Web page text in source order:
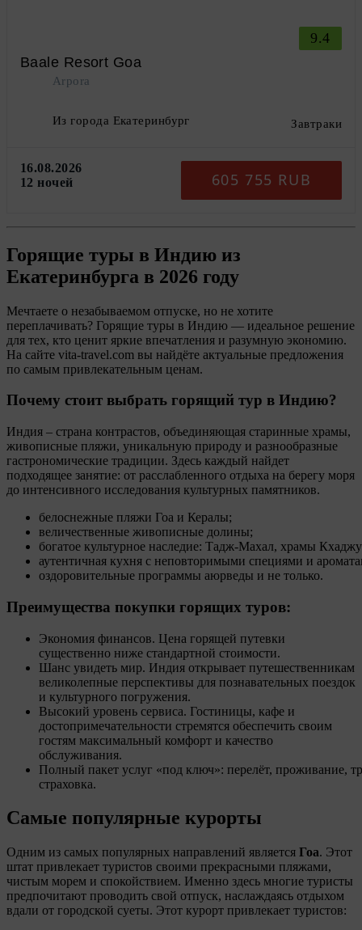
9.4
Baale Resort Goa
Arpora
Из города Екатеринбург Завтраки
16.08.2026
12 ночей
605 755 RUB
Горящие туры в Индию из
Екатеринбурга в 2026 году
Мечтаете о незабываемом отпуске, но не хотите
переплачивать? Горящие туры в Индию — идеальное решение
для тех, кто ценит яркие впечатления и разумную экономию.
На сайте vita‑travel.com вы найдёте актуальные предложения
по самым привлекательным ценам.
Почему стоит выбрать горящий тур в Индию?
Индия – страна контрастов, объединяющая старинные храмы,
живописные пляжи, уникальную природу и разнообразные
гастрономические традиции. Здесь каждый найдет
подходящее занятие: от расслабленного отдыха на берегу моря
до интенсивного исследования культурных памятников.
белоснежные пляжи Гоа и Кералы;
величественные живописные долины;
богатое культурное наследие: Тадж‑Махал, храмы
аутентичная кухня с неповторимыми специями и
оздоровительные программы аюрведы и не только.
Преимущества покупки горящих туров:
Экономия финансов. Цена горящей путевки
существенно ниже стандартной стоимости.
Шанс увидеть мир. Индия открывает путешественникам
великолепные перспективы для познавательных поездок
и культурного погружения.
Высокий уровень сервиса. Гостиницы, кафе и
достопримечательности стремятся обеспечить своим
гостям максимальный комфорт и качество
обслуживания.
Полный пакет услуг «под ключ»: перелёт, проживание,
страховка.
Самые популярные курорты
Одним из самых популярных направлений является Гоа. Этот
штат привлекает туристов своими прекрасными пляжами,
чистым морем и спокойствием. Именно здесь многие туристы
предпочитают проводить свой отпуск, наслаждаясь отдыхом
вдали от городской суеты. Этот курорт привлекает туристов: